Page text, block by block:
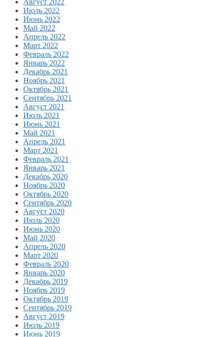
Август 2022
Июль 2022
Июнь 2022
Май 2022
Апрель 2022
Март 2022
Февраль 2022
Январь 2022
Декабрь 2021
Ноябрь 2021
Октябрь 2021
Сентябрь 2021
Август 2021
Июль 2021
Июнь 2021
Май 2021
Апрель 2021
Март 2021
Февраль 2021
Январь 2021
Декабрь 2020
Ноябрь 2020
Октябрь 2020
Сентябрь 2020
Август 2020
Июль 2020
Июнь 2020
Май 2020
Апрель 2020
Март 2020
Февраль 2020
Январь 2020
Декабрь 2019
Ноябрь 2019
Октябрь 2019
Сентябрь 2019
Август 2019
Июль 2019
Июнь 2019